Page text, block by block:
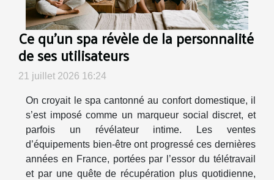
Ce qu’un spa révèle de la personnalité
de ses utilisateurs
21 juillet 2026 16:24
On croyait le spa cantonné au confort domestique, il
s’est imposé comme un marqueur social discret, et
parfois un révélateur intime. Les ventes
d’équipements bien-être ont progressé ces dernières
années en France, portées par l’essor du télétravail
et par une quête de récupération plus quotidienne,